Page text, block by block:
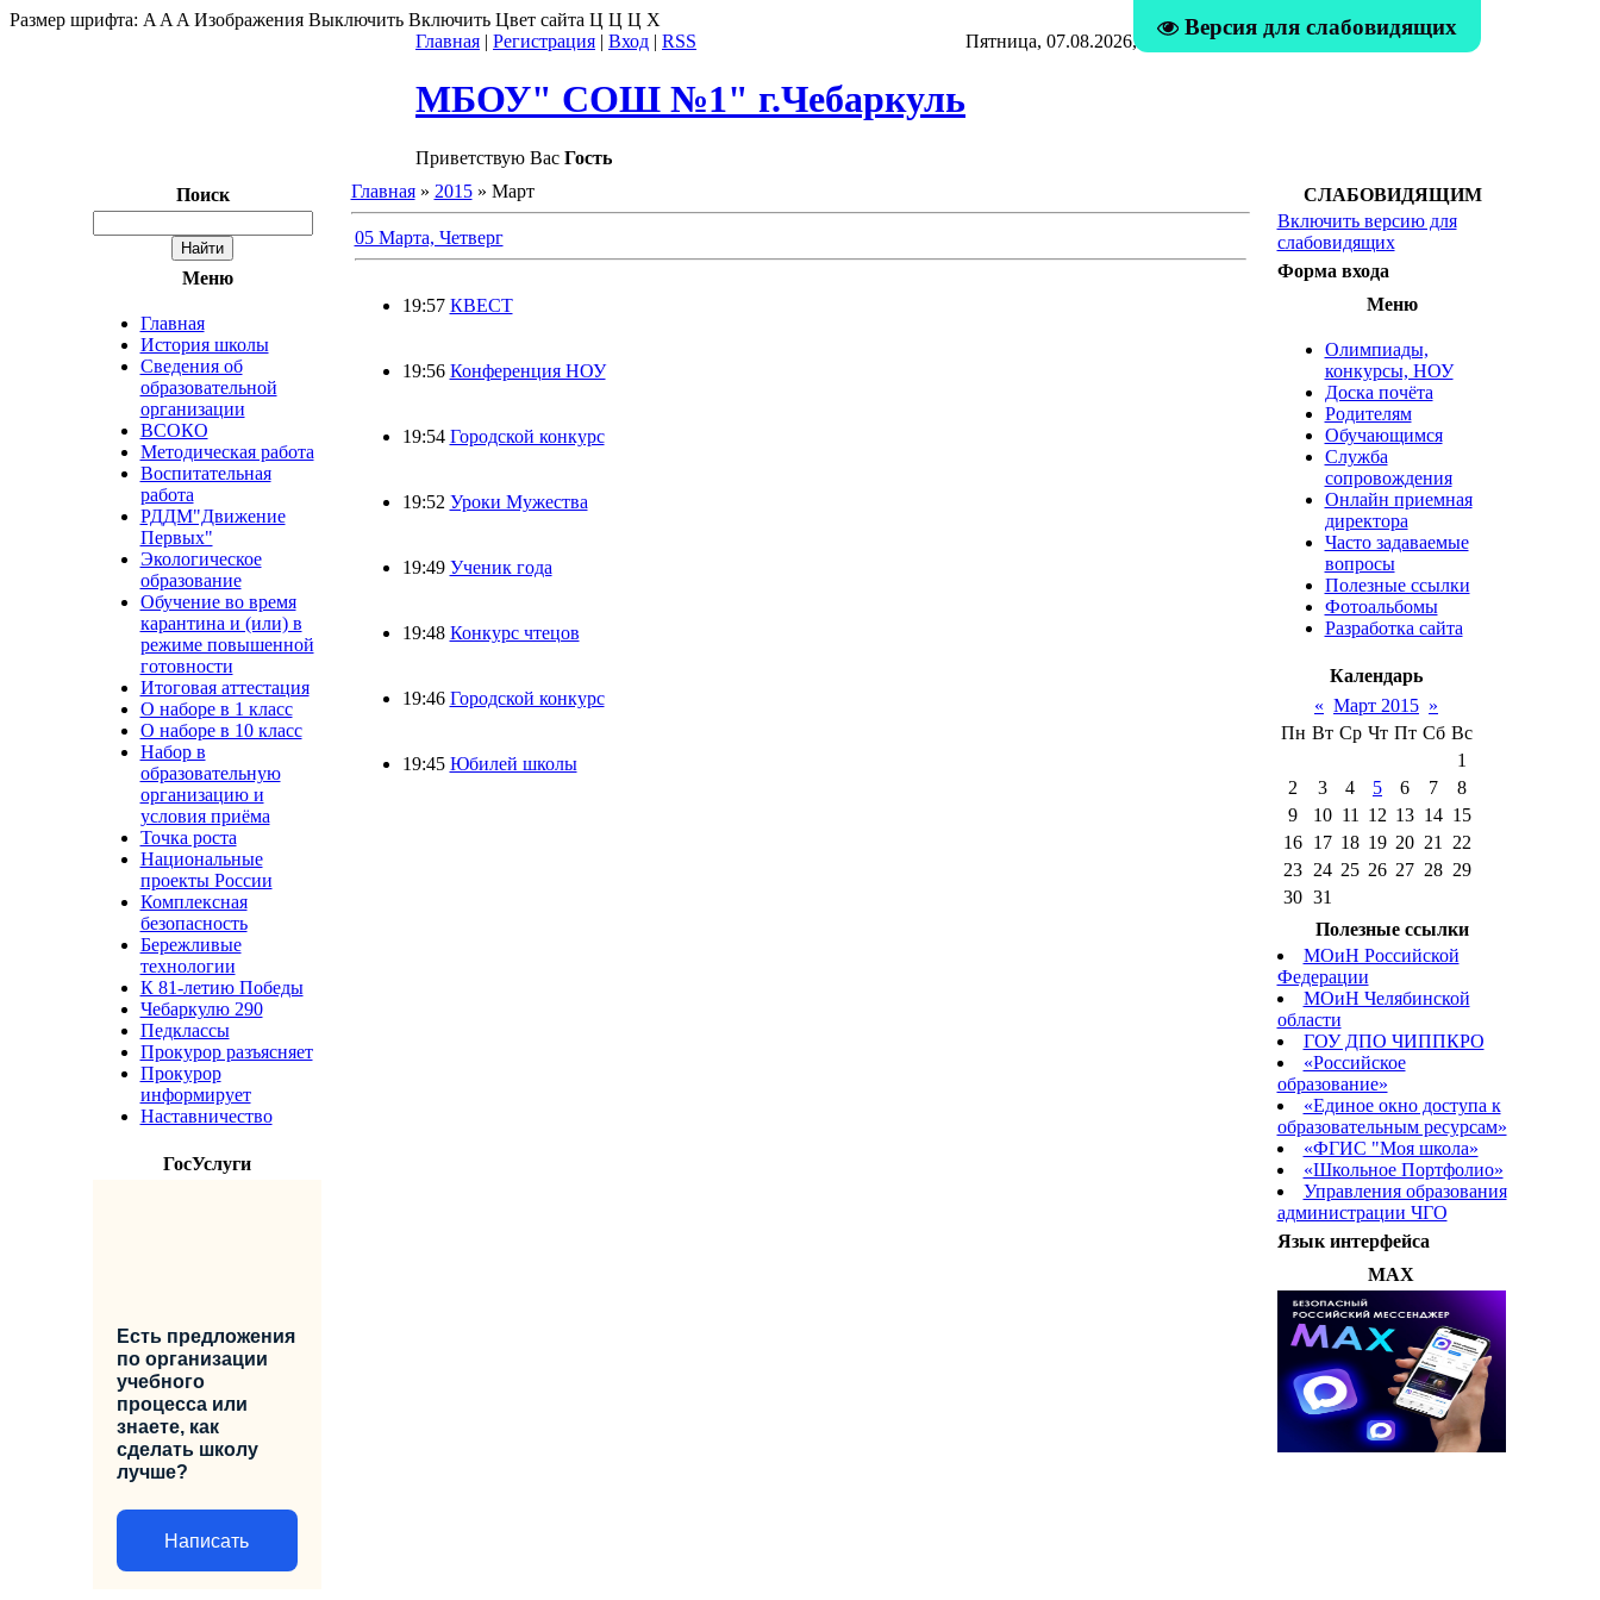
Версия для слабовидящих
Размер шрифта: A A A Изображения Выключить Включить Цвет сайта Ц Ц Ц Х
Главная | Регистрация | Вход | RSS Пятница, 07.08.2026, 04:19
МБОУ" СОШ №1" г.Чебаркуль
Приветствую Вас Гость
Поиск
Меню
Главная
История школы
Сведения об
образовательной
организации
ВСОКО
Методическая работа
Воспитательная
работа
РДДМ"Движение
Первых"
Экологическое
образование
Обучение во время
карантина и (или) в
режиме повышенной
готовности
Итоговая аттестация
О наборе в 1 класс
О наборе в 10 класс
Набор в
образовательную
организацию и
условия приёма
Точка роста
Национальные
проекты России
Комплексная
безопасность
Бережливые
технологии
К 81-летию Победы
Чебаркулю 290
Педклассы
Прокурор разъясняет
Прокурор
информирует
Наставничество
ГосУслуги
Есть предложения
по организации
учебного
процесса или
знаете, как
сделать школу
лучше?
Написать
Главная» 2015 » Март
05 Марта, Четверг
19:57 КВЕСТ
19:56 Конференция НОУ
19:54 Городской конкурс
19:52 Уроки Мужества
19:49 Ученик года
19:48 Конкурс чтецов
19:46 Городской конкурс
19:45 Юбилей школы
СЛАБОВИДЯЩИМ
Включить версию для
слабовидящих
Форма входа
Меню
Олимпиады,
конкурсы, НОУ
Доска почёта
Родителям
Обучающимся
Служба
сопровождения
Онлайн приемная
директора
Часто задаваемые
вопросы
Полезные ссылки
Фотоальбомы
Разработка сайта
Календарь
« Март 2015 »
Пн Вт Ср Чт Пт Сб Вс
1
2
3 4 5 6 7
8
9
10 11 12 13 14 15
16 17 18 19 20 21
22
23 24 25 26 27 28 29
30 31
Полезные ссылки
МОиН Российской
Федерации
МОиН Челябинской
области
ГОУ ДПО ЧИППКРО
«Российское
образование»
«Единое окно доступа к
образовательным ресурсам»
«ФГИС "Моя школа»
«Школьное Портфолио»
Управления образования
администрации ЧГО
Язык интерфейса
MAX